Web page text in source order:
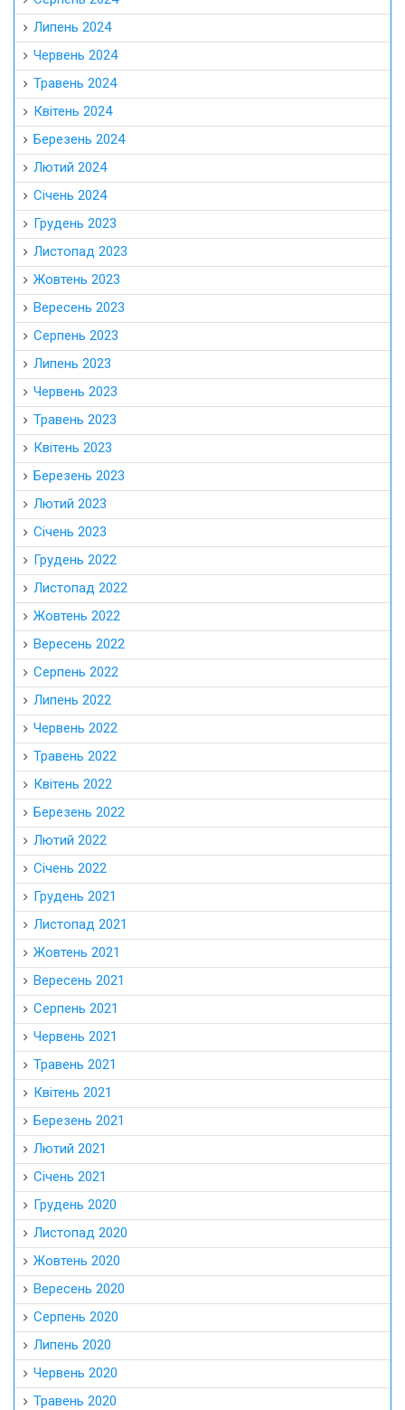
Липень 2024
Червень 2024
Травень 2024
Квітень 2024
Березень 2024
Лютий 2024
Січень 2024
Грудень 2023
Листопад 2023
Жовтень 2023
Вересень 2023
Серпень 2023
Липень 2023
Червень 2023
Травень 2023
Квітень 2023
Березень 2023
Лютий 2023
Січень 2023
Грудень 2022
Листопад 2022
Жовтень 2022
Вересень 2022
Серпень 2022
Липень 2022
Червень 2022
Травень 2022
Квітень 2022
Березень 2022
Лютий 2022
Січень 2022
Грудень 2021
Листопад 2021
Жовтень 2021
Вересень 2021
Серпень 2021
Червень 2021
Травень 2021
Квітень 2021
Березень 2021
Лютий 2021
Січень 2021
Грудень 2020
Листопад 2020
Жовтень 2020
Вересень 2020
Серпень 2020
Липень 2020
Червень 2020
Травень 2020